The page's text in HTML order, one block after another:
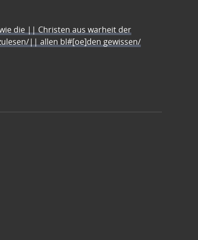
die || Christen aus warheit der
|| allen bl#[oe]den gewissen/